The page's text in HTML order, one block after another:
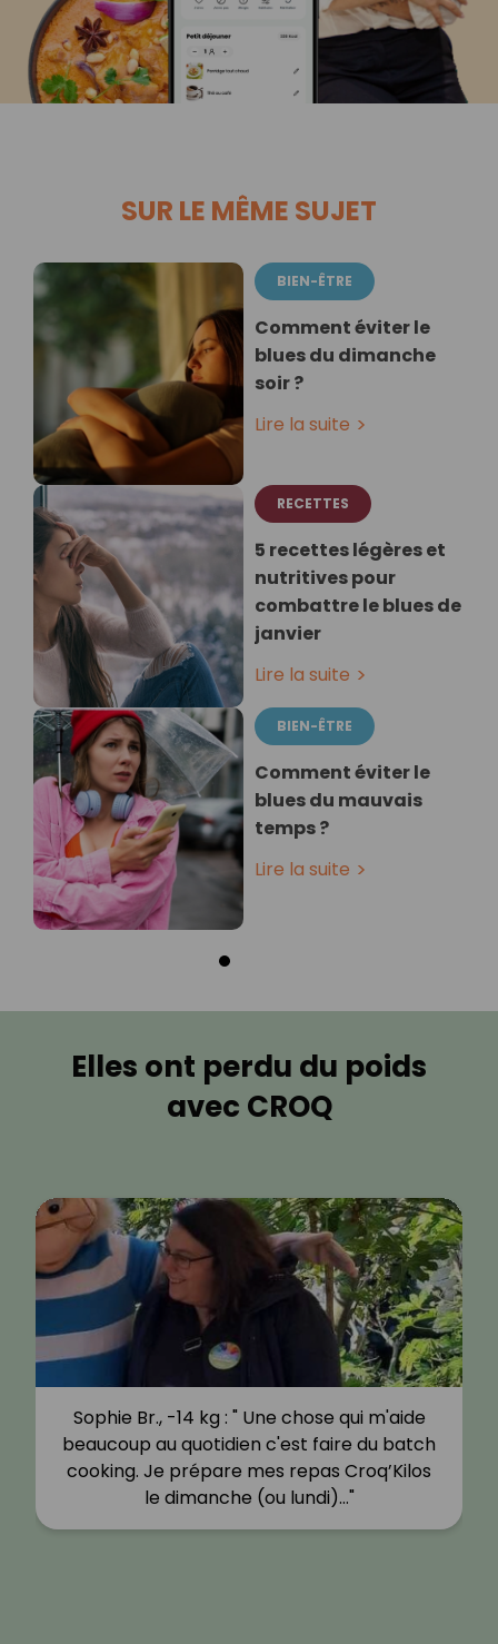
SUR LE MÊME SUJET
BIEN-ÊTRE
Comment éviter le
blues du dimanche
soir ?
Lire la suite
RECETTES
5 recettes légères et
nutritives pour
combattre le blues de
janvier
Lire la suite
BIEN-ÊTRE
Comment éviter le
blues du mauvais
temps ?
Lire la suite
Elles ont perdu du poids
avec CROQ
Sophie Br., -14 kg : " Une chose qui m'aide
beaucoup au quotidien c'est faire du batch
cooking. Je prépare mes repas Croq’Kilos
le dimanche (ou lundi)…"